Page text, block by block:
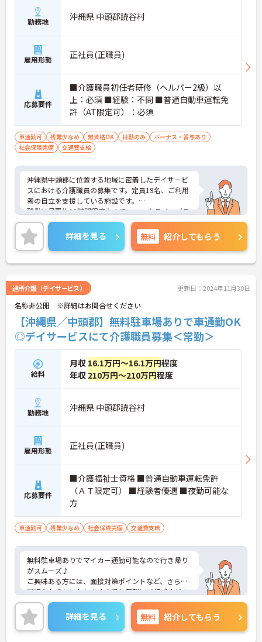
勤務地 沖縄県 中頭郡読谷村
雇用形態 正社員(正職員)
応募要件
■介護職員初任者研修（ヘルパー2級）以
上：必須 ■経験：不問 ■普通自動車運転免
許（AT限定可）：必須
車通勤可 残業少なめ 無資格OK 日勤のみ
ボーナス・賞与あり
社会保険完備
交通費支給
沖縄県中頭郡に位置する地域に密着したデイサービ
スにおける介護職員の募集です。定員19名、ご利用
者の自立を支援している施設です。
残業は月平均10時間程度なので、ワークライフバラ
ンスを保ちながらご勤務いただけます。
ご興味のある方には、面接対策ポイントなど、さら
に詳細をお話しいたしますのでお気軽にご相談くだ
さい！
詳細を見る 無料 紹介してもらう
通所介護（デイサービス） 更新日：2024年11月30日
名称非公開 ※詳細はお問合せください
【沖縄県／中頭郡】無料駐車場ありで車通勤OK
◎デイサービスにて介護職員募集＜常勤＞
給料
月収 16.1万円～16.1万円程度
年収 210万円～210万円程度
勤務地 沖縄県 中頭郡読谷村
雇用形態 正社員(正職員)
応募要件
■介護福祉士資格 ■普通自動車運転免許
（ＡＴ限定可） ■経験者優遇 ■夜勤可能な
方
車通勤可 残業少なめ 社会保険完備 交通費支給
無料駐車場ありでマイカー通勤可能なので行き帰り
がスムーズ♪
ご興味ある方には、面接対策ポイントなど、さらに
詳細をお話しいたしますのでお気軽にご相談くださ
い。
詳細を見る 無料 紹介してもらう